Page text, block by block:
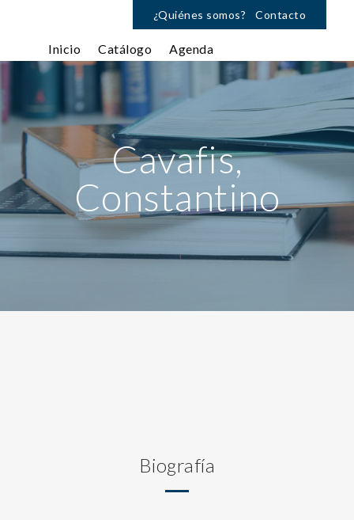
¿Quiénes somos? Contacto
Inicio Catálogo Agenda
Cavafis,
Constantino
Biografía